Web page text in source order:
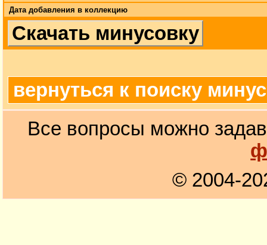
Дата добавления в коллекцию
Скачать минусовку
вернуться к поиску
Все вопросы можно
© 2004-